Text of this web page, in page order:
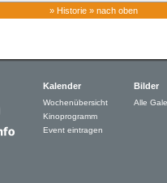
» Historie » nach oben
Kalender
Wochenübersicht
Kinoprogramm
Event eintragen
Bilder
Alle